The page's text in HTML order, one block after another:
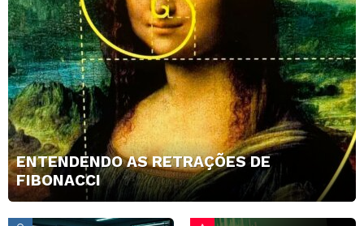
ENTENDENDO AS RETRAÇÕES DE
FIBONACCI